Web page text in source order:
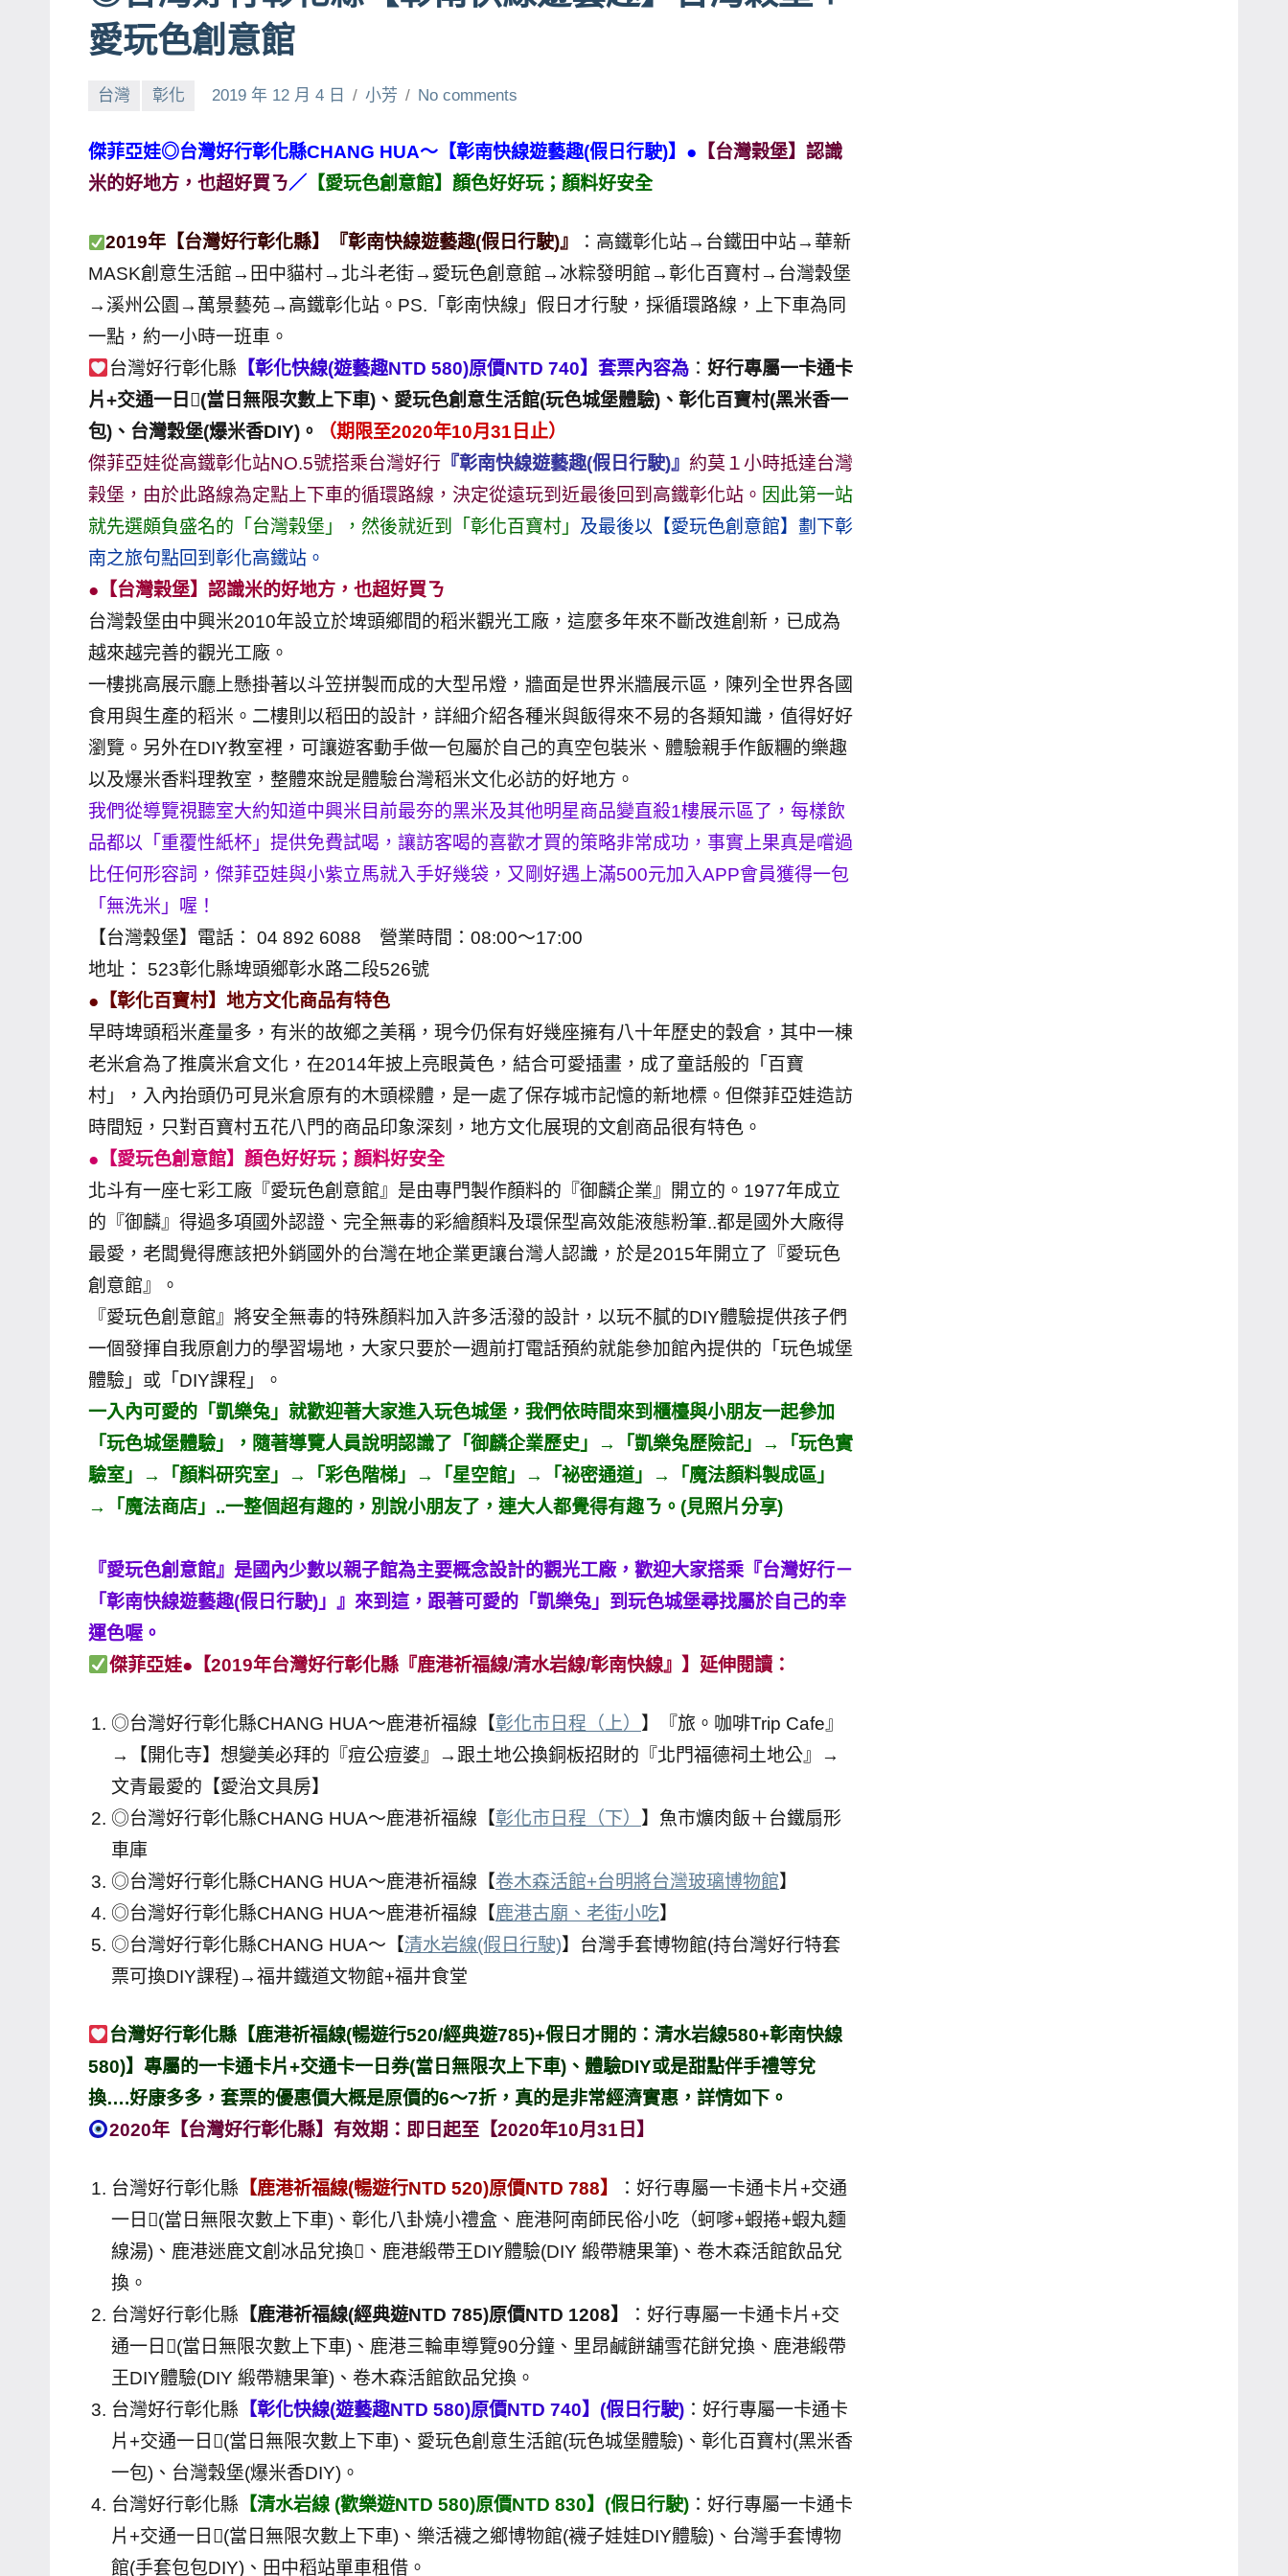
賓、
News
探
節
目
底、
外
主
持、
吳
哥
窟
國
旅
遊
書
作
發
表
會
及
活
主
持、
學
校
講
座、
部
落
客
及
遊
雜
誌
專
欄、
觀
合
作
對
象。
★
愛玩色創意館
台灣 彰化 2019 年 12 月 4 日 小芳 No comments
傑菲亞娃◎台灣好行彰化縣CHANG HUA～【彰南快線遊藝趣(假日行駛)】● 【台灣榖堡】認識
米的好地方，也超好買ㄋ／ 【愛玩色創意館】顏色好好玩；顏料好安全
2019年【台灣好行彰化縣】『彰南快線遊藝趣(假日行駛)』
：高鐵彰化站→台鐵田中站→華新
MASK創意生活館→田中貓村→北斗老街→愛玩色創意館→冰粽發明館→彰化百寶村→台灣穀堡
→溪州公園→萬景藝苑→高鐵彰化站。PS.「彰南快線」假日才行駛，採循環路線，上下車為同
一點，約一小時一班車。
台灣好行彰化縣 【彰化快線(遊藝趣NTD 580)原價NTD 740】套票內容為： 好行專屬一卡通卡
片+交通一日(當日無限次數上下車)、愛玩色創意生活館(玩色城堡體驗)、彰化百寶村(黑米香一
包)、台灣穀堡(爆米香DIY)。
（期限至2020年10月31日止）
傑菲亞娃從高鐵彰化站NO.5號搭乘台灣好行 『彰南快線遊藝趣(假日行駛)』 約莫１小時抵達台灣
榖堡，由於此路線為定點上下車的循環路線，決定從遠玩到近最後回到高鐵彰化站。 因此第一站
就先選頗負盛名的「台灣榖堡」，然後就近到「彰化百寶村」 及最後以【愛玩色創意館】劃下彰
南之旅句點回到彰化高鐵站。
●【台灣榖堡】認識米的好地方，也超好買ㄋ
台灣穀堡由中興米2010年設立於埤頭鄉間的稻米觀光工廠，這麼多年來不斷改進創新，已成為
越來越完善的觀光工廠。
一樓挑高展示廳上懸掛著以斗笠拼製而成的大型吊燈，牆面是世界米牆展示區，陳列全世界各國
食用與生產的稻米。二樓則以稻田的設計，詳細介紹各種米與飯得來不易的各類知識，值得好好
瀏覽。另外在DIY教室裡，可讓遊客動手做一包屬於自己的真空包裝米、體驗親手作飯糰的樂趣
以及爆米香料理教室，整體來說是體驗台灣稻米文化必訪的好地方。
我們從導覽視聽室大約知道中興米目前最夯的黑米及其他明星商品變直殺1樓展示區了，每樣飲
品都以「重覆性紙杯」提供免費試喝，讓訪客喝的喜歡才買的策略非常成功，事實上果真是嚐過
比任何形容詞，傑菲亞娃與小紫立馬就入手好幾袋，又剛好遇上滿500元加入APP會員獲得一包
「無洗米」喔！
【台灣穀堡】電話： 04 892 6088 營業時間：08:00～17:00
地址： 523彰化縣埤頭鄉彰水路二段526號
●【彰化百寶村】地方文化商品有特色
早時埤頭稻米產量多，有米的故鄉之美稱，現今仍保有好幾座擁有八十年歷史的穀倉，其中一棟
老米倉為了推廣米倉文化，在2014年披上亮眼黃色，結合可愛插畫，成了童話般的「百寶
村」，入內抬頭仍可見米倉原有的木頭樑體，是一處了保存城市記憶的新地標。但傑菲亞娃造訪
時間短，只對百寶村五花八門的商品印象深刻，地方文化展現的文創商品很有特色。
●【愛玩色創意館】顏色好好玩；顏料好安全
北斗有一座七彩工廠『愛玩色創意館』是由專門製作顏料的『御麟企業』開立的。1977年成立
的『御麟』得過多項國外認證、完全無毒的彩繪顏料及環保型高效能液態粉筆..都是國外大廠得
最愛，老闆覺得應該把外銷國外的台灣在地企業更讓台灣人認識，於是2015年開立了『愛玩色
創意館』。
『愛玩色創意館』將安全無毒的特殊顏料加入許多活潑的設計，以玩不膩的DIY體驗提供孩子們
一個發揮自我原創力的學習場地，大家只要於一週前打電話預約就能參加館內提供的「玩色城堡
體驗」或「DIY課程」。
一入內可愛的「凱樂兔」就歡迎著大家進入玩色城堡，我們依時間來到櫃檯與小朋友一起參加
「玩色城堡體驗」，隨著導覽人員說明認識了「御麟企業歷史」→「凱樂兔歷險記」→「玩色實
驗室」→「顏料研究室」→「彩色階梯」→「星空館」→「祕密通道」→「魔法顏料製成區」
→「魔法商店」..一整個超有趣的，別說小朋友了，連大人都覺得有趣ㄋ。(見照片分享)
『愛玩色創意館』是國內少數以親子館為主要概念設計的觀光工廠，歡迎大家搭乘『台灣好行－
「彰南快線遊藝趣(假日行駛)」』來到這，跟著可愛的「凱樂兔」到玩色城堡尋找屬於自己的幸
運色喔。
傑菲亞娃●【2019年台灣好行彰化縣『鹿港祈福線/清水岩線/彰南快線』】延伸閱讀：
◎台灣好行彰化縣CHANG HUA～鹿港祈福線【彰化市日程（上） 】『旅。咖啡Trip Cafe』
→【開化寺】想變美必拜的『痘公痘婆』→跟土地公換銅板招財的『北門福德祠土地公』→
文青最愛的【愛治文具房】
◎台灣好行彰化縣CHANG HUA～鹿港祈福線【彰化市日程（下） 】魚市爌肉飯＋台鐵扇形
車庫
◎台灣好行彰化縣CHANG HUA～鹿港祈福線【卷木森活館+台明將台灣玻璃博物館】
◎台灣好行彰化縣CHANG HUA～鹿港祈福線【鹿港古廟、老街小吃】
◎台灣好行彰化縣CHANG HUA～【清水岩線(假日行駛)】台灣手套博物館(持台灣好行特套
票可換DIY課程)→福井鐵道文物館+福井食堂
台灣好行彰化縣【鹿港祈福線(暢遊行520/經典遊785)+假日才開的：清水岩線580+彰南快線
580)】專屬的一卡通卡片+交通卡一日券(當日無限次上下車)、體驗DIY或是甜點伴手禮等兌
換….好康多多，套票的優惠價大概是原價的6～7折，真的是非常經濟實惠，詳情如下。
2020年【台灣好行彰化縣】有效期：即日起至【2020年10月31日】
台灣好行彰化縣 【鹿港祈福線(暢遊行NTD 520)原價NTD 788】
：好行專屬一卡通卡片+交通
一日(當日無限次數上下車)、彰化八卦燒小禮盒、鹿港阿南師民俗小吃（蚵嗲+蝦捲+蝦丸麵
線湯)、鹿港迷鹿文創冰品兌換、鹿港緞帶王DIY體驗(DIY 緞帶糖果筆)、卷木森活館飲品兌
換。
台灣好行彰化縣 【鹿港祈福線(經典遊NTD 785)原價NTD 1208】
：好行專屬一卡通卡片+交
通一日(當日無限次數上下車)、鹿港三輪車導覽90分鐘、里昂鹹餅舖雪花餅兌換、鹿港緞帶
王DIY體驗(DIY 緞帶糖果筆)、卷木森活館飲品兌換。
台灣好行彰化縣 【彰化快線(遊藝趣NTD 580)原價NTD 740】(假日行駛) ：好行專屬一卡通卡
片+交通一日(當日無限次數上下車)、愛玩色創意生活館(玩色城堡體驗)、彰化百寶村(黑米香
一包)、台灣穀堡(爆米香DIY)。
台灣好行彰化縣 【清水岩線 (歡樂遊NTD 580)原價NTD 830】(假日行駛) ：好行專屬一卡通卡
片+交通一日(當日無限次數上下車)、樂活襪之鄉博物館(襪子娃娃DIY體驗)、台灣手套博物
館(手套包包DIY)、田中稻站單車租借。